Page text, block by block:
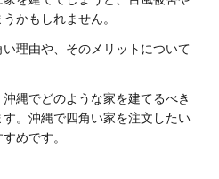
かもしれません。
理由や、そのメリットについて
縄でどのような家を建てるべき
。沖縄で四角い家を注文したい
めです。